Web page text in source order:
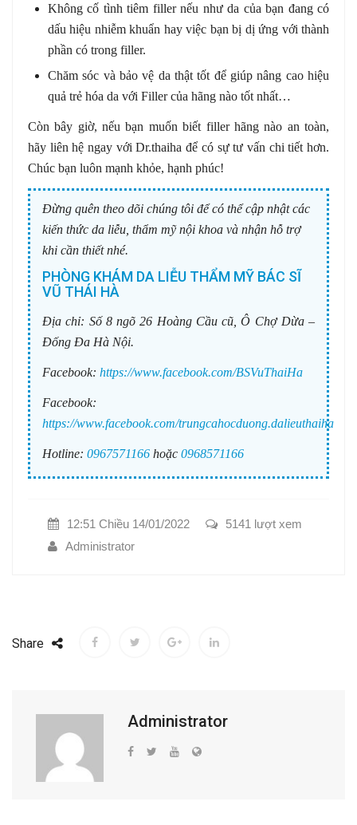
Không cố tình tiêm filler nếu như da của bạn đang có
dấu hiệu nhiễm khuẩn hay việc bạn bị dị ứng với thành
phần có trong filler.
Chăm sóc và bảo vệ da thật tốt để giúp nâng cao hiệu
quả trẻ hóa da với Filler của hãng nào tốt nhất…
Còn bây giờ, nếu bạn muốn biết filler hãng nào an toàn,
hãy liên hệ ngay với Dr.thaiha để có sự tư vấn chi tiết hơn.
Chúc bạn luôn mạnh khỏe, hạnh phúc!
Đừng quên theo dõi chúng tôi để có thể cập nhật các
kiến thức da liễu, thẩm mỹ nội khoa và nhận hỗ trợ
khi cần thiết nhé.
PHÒNG KHÁM DA LIỄU THẨM MỸ BÁC SĨ
VŨ THÁI HÀ
Địa chỉ: Số 8 ngõ 26 Hoàng Cầu cũ, Ô Chợ Dừa –
Đống Đa Hà Nội.
Facebook: https://www.facebook.com/BSVuThaiHa
Facebook:
https://www.facebook.com/trungcahocduong.dalieuthaiha
Hotline: 0967571166 hoặc 0968571166
12:51 Chiều 14/01/2022
5141 lượt xem
Administrator
Share
Administrator